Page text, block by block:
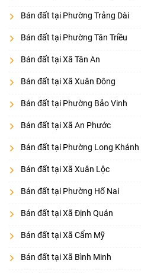
Bán đất tại Phường Trảng Dài
Bán đất tại Phường Tân Triều
Bán đất tại Xã Tân An
Bán đất tại Xã Xuân Đông
Bán đất tại Phường Bảo Vinh
Bán đất tại Xã An Phước
Bán đất tại Phường Long Khánh
Bán đất tại Xã Xuân Lộc
Bán đất tại Phường Hố Nai
Bán đất tại Xã Định Quán
Bán đất tại Xã Cẩm Mỹ
Bán đất tại Xã Bình Minh